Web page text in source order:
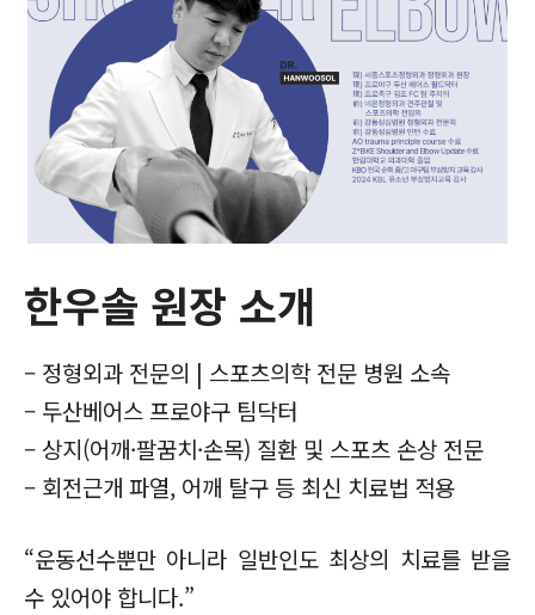
한우솔 원장 소개
– 정형외과 전문의 | 스포츠의학 전문 병원 소속
– 두산베어스 프로야구 팀닥터
– 상지(어깨·팔꿈치·손목) 질환 및 스포츠 손상 전문
– 회전근개 파열, 어깨 탈구 등 최신 치료법 적용
“운동선수뿐만 아니라 일반인도 최상의 치료를 받을
수 있어야 합니다.”